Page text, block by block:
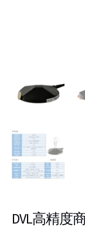
DVL高精度